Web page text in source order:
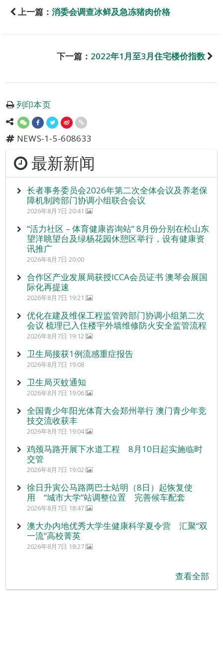
上一篇： 消委会调查冰鲜及急冻猪肉价格
下一篇： 2022年1月至3月住宅楼价指数
列印本页
NEWS-1-5-608633
最新新闻
长者事务委员会2026年第二次全体会议及养老保
障机制跨部门协调小组联合会议
2026年8月7日 20:41
“活力社区 – 体育健康咨询站” 8月份分别在松山东
望洋眺望台及绿杨花园休憩区举行，设有健康资
讯推广
2026年8月7日 20:00
合作区产业发展局获授ICCA会员证书 澳琴会展国
际化再提速
2026年8月7日 19:21
优化在建及维保工程监管跨部门协调小组第二次
会议 梳理已入住楼宇外墙维修防火安全监管流程
2026年8月7日 19:12
卫生局接获1例流感重症报告
2026年8月7日 19:08
卫生局灭蚊通知
2026年8月7日 19:06
全国青少年阳光体育大会郑州举行 澳门青少年竞
技交流收获丰
2026年8月7日 19:04
鸡颈马路开展下水道工程 8月10日起实施临时
交管
2026年8月7日 19:02
徐日升寅公马路两巴士站明（8日）起恢复使
用 “城市大学”站调整位置 完善候车配套
2026年8月7日 18:47
澳大办内地优秀大学生健康科学夏令营 汇聚“双
一流”高校菁英
2026年8月7日 18:27
查看全部